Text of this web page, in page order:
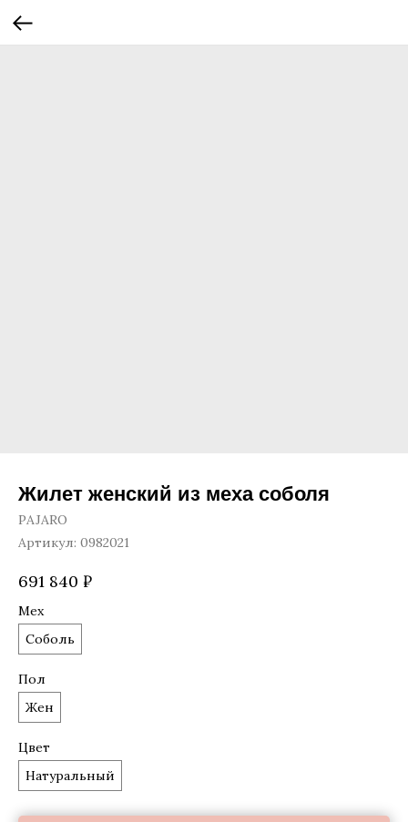
Жилет женский из меха соболя
PAJARO
Артикул: 0982021
691 840 ₽
Мех
Соболь
Пол
Жен
Цвет
Натуральный